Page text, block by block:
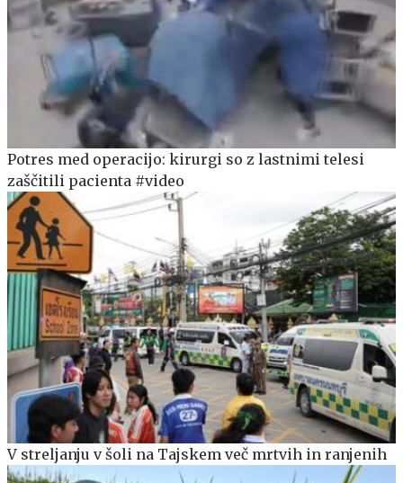
Potres med operacijo: kirurgi so z lastnimi telesi
zaščitili pacienta #video
V streljanju v šoli na Tajskem več mrtvih in ranjenih